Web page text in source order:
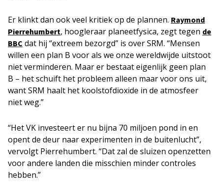
Er klinkt dan ook veel kritiek op de plannen. Raymond
Pierrehumbert, hoogleraar planeetfysica, zegt tegen de
BBC dat hij “extreem bezorgd” is over SRM. “Mensen
willen een plan B voor als we onze wereldwijde uitstoot
niet verminderen. Maar er bestaat eigenlijk geen plan
B – het schuift het probleem alleen maar voor ons uit,
want SRM haalt het koolstofdioxide in de atmosfeer
niet weg.”
“Het VK investeert er nu bijna 70 miljoen pond in en
opent de deur naar experimenten in de buitenlucht”,
vervolgt Pierrehumbert. “Dat zal de sluizen openzetten
voor andere landen die misschien minder controles
hebben.”